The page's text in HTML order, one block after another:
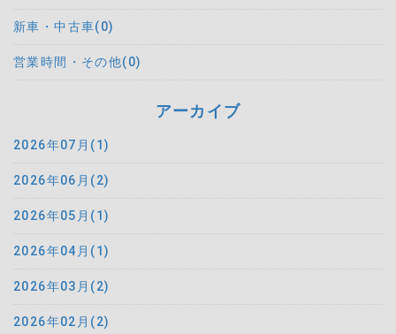
新車・中古車(0)
営業時間・その他(0)
アーカイブ
2026年07月(1)
2026年06月(2)
2026年05月(1)
2026年04月(1)
2026年03月(2)
2026年02月(2)